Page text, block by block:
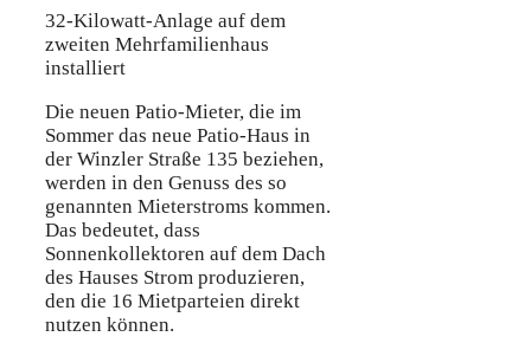
32-Kilowatt-Anlage auf dem
zweiten Mehrfamilienhaus
installiert
Die neuen Patio-Mieter, die im
Sommer das neue Patio-Haus in
der Winzler Straße 135 beziehen,
werden in den Genuss des so
genannten Mieterstroms kommen.
Das bedeutet, dass
Sonnenkollektoren auf dem Dach
des Hauses Strom produzieren,
den die 16 Mietparteien direkt
nutzen können.